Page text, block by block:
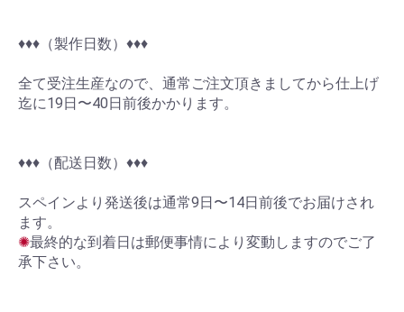
♦︎♦︎♦︎（製作日数）♦︎♦︎♦︎
全て受注生産なので、通常ご注文頂きましてから仕上げ
迄に19日〜40日前後かかります。
♦︎♦︎♦︎（配送日数）♦︎♦︎♦︎
スペインより発送後は通常9日〜14日前後でお届けされ
ます。
✺最終的な到着日は郵便事情により変動しますのでご了
承下さい。